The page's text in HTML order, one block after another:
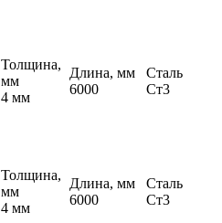
Толщина,
мм
4 мм
Длина, мм
6000
Сталь
Ст3
Толщина,
мм
4 мм
Длина, мм
6000
Сталь
Ст3